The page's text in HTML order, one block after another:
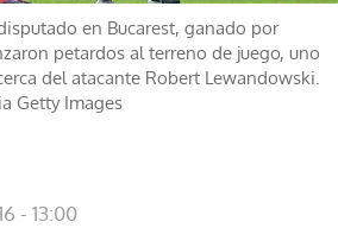
en Bucarest, ganado por
petardos al terreno de juego, uno
del atacante Robert Lewandowski.
Getty Images
- 13:00